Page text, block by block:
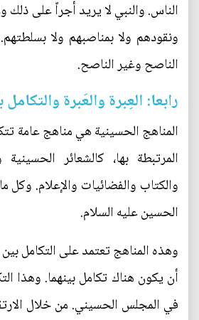
الناس. والنبي لا يريد أجراً على ذلك
ونقودهم ولا بمناصبهم ولا
الناصح وغير الناصح.
رابعا: العِبرة والعَبرة والتكامل
المناهج الحسينية هي مناهج عامة
المرتبطة بها، كالشعائر
والكتاب والفضائيات والإعلام. وكل
الحسين عليه السلام.
وهذه المناهج تعتمد على التكامل بين
أن يكون هناك تكامل بينهما. وهذا
في المجلس الحسيني. من خلال